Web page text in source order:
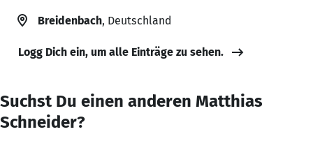
Breidenbach, Deutschland
Logg Dich ein, um alle Einträge zu sehen.
Suchst Du einen anderen Matthias
Schneider?